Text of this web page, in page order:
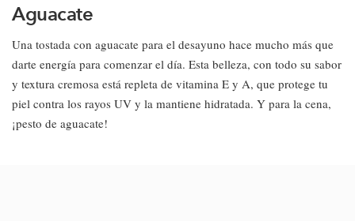
Aguacate
Una tostada con aguacate para el desayuno hace mucho más que
darte energía para comenzar el día. Esta belleza, con todo su sabor
y textura cremosa está repleta de vitamina E y A, que protege tu
piel contra los rayos UV y la mantiene hidratada. Y para la cena,
¡pesto de aguacate!